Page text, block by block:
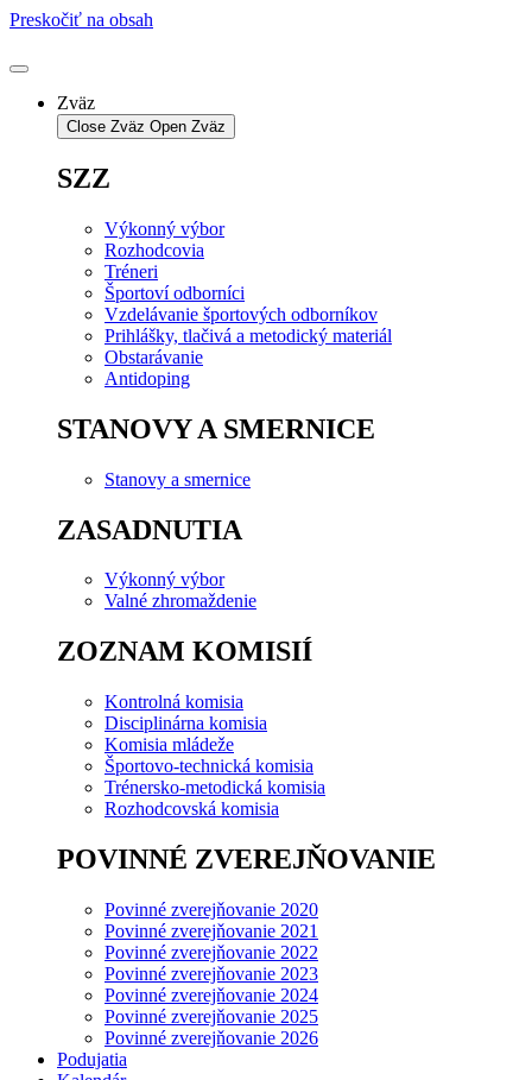
Preskočiť na obsah
Zväz
Close Zväz Open Zväz
SZZ
Výkonný výbor
Rozhodcovia
Tréneri
Športoví odborníci
Vzdelávanie športových odborníkov
Prihlášky, tlačivá a metodický materiál
Obstarávanie
Antidoping
STANOVY A SMERNICE
Stanovy a smernice
ZASADNUTIA
Výkonný výbor
Valné zhromaždenie
ZOZNAM KOMISIÍ
Kontrolná komisia
Disciplinárna komisia
Komisia mládeže
Športovo-technická komisia
Trénersko-metodická komisia
Rozhodcovská komisia
POVINNÉ ZVEREJŇOVANIE
Povinné zverejňovanie 2020
Povinné zverejňovanie 2021
Povinné zverejňovanie 2022
Povinné zverejňovanie 2023
Povinné zverejňovanie 2024
Povinné zverejňovanie 2025
Povinné zverejňovanie 2026
Podujatia